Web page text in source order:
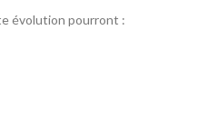
évolution pourront :